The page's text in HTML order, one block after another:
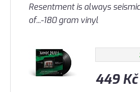
Resentment is always
of...-180 gram vinyl
449 Kč